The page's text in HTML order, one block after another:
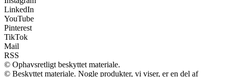
LinkedIn
YouTube
Pinterest
TikTok
Mail
RSS
© Ophavsretligt beskyttet materiale.
© Beskyttet materiale. Nogle produkter, vi viser, er en del af